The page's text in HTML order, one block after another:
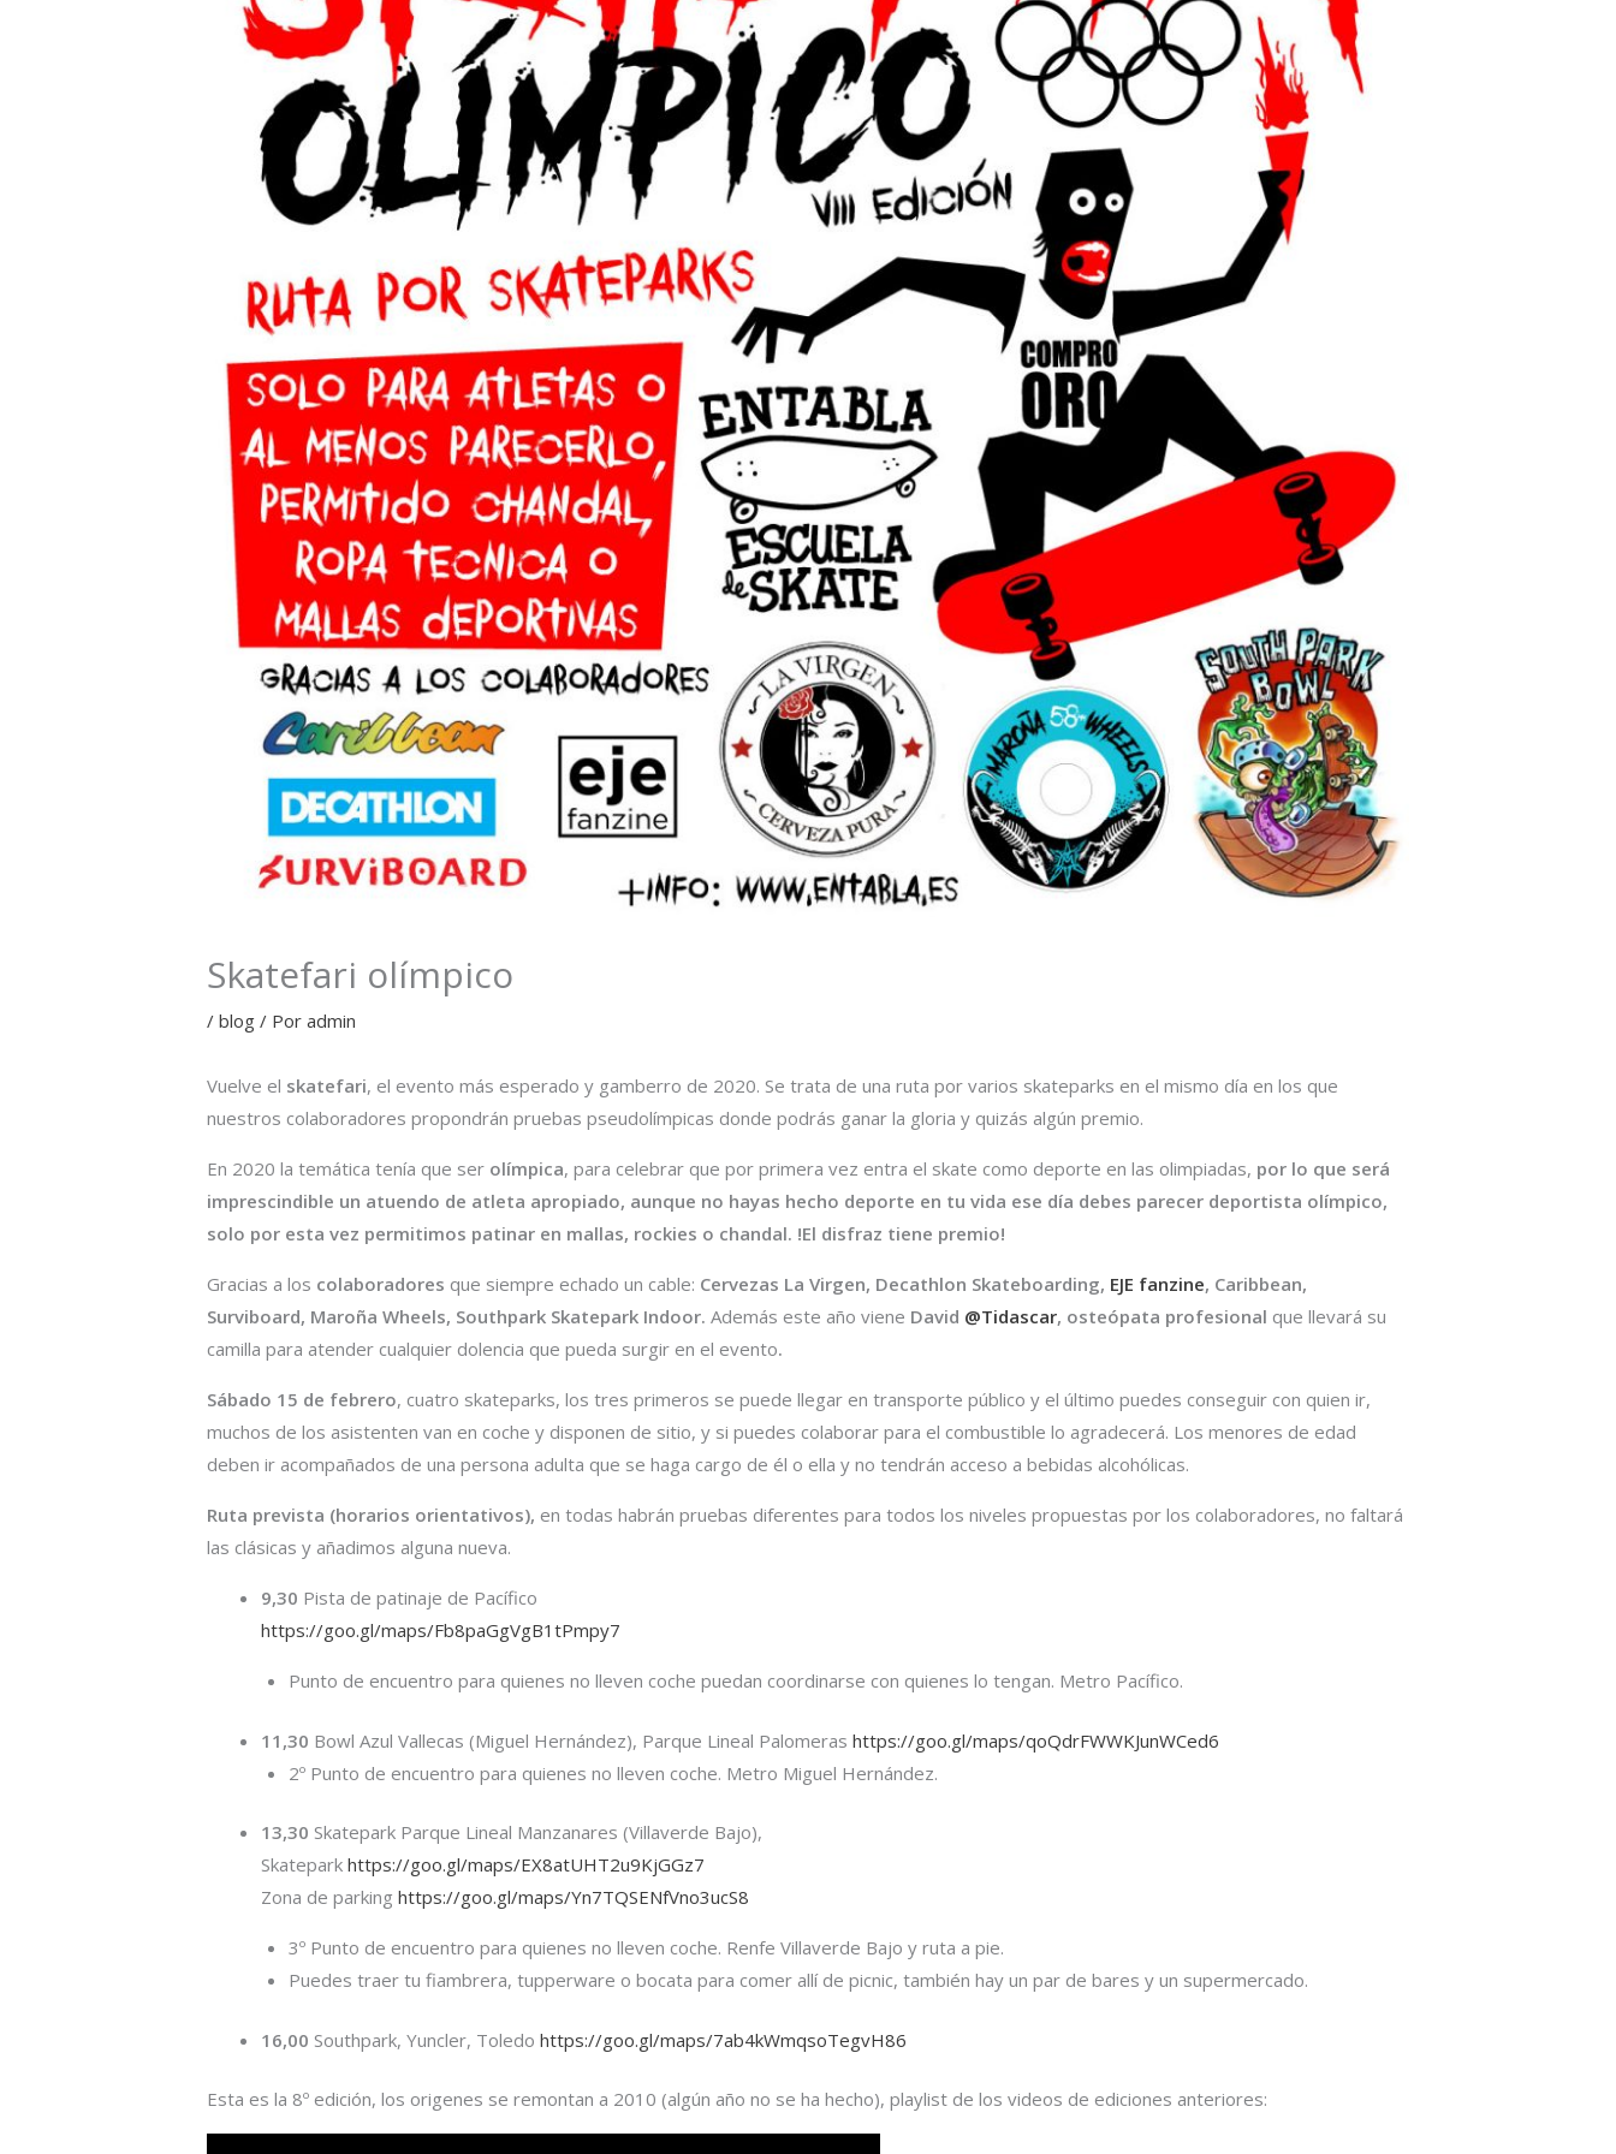
Skatefari olímpico
/blog / Poradmin
Vuelve el skatefari, el evento más esperado y gamberro de 2020. Se trata de una ruta por varios skateparks en el mismo día en los que
nuestros colaboradores propondrán pruebas pseudolímpicas donde podrás ganar la gloria y quizás algún premio.
En 2020 la temática tenía que ser olímpica, para celebrar que por primera vez entra el skate como deporte en las olimpiadas, por lo que será
imprescindible un atuendo de atleta apropiado, aunque no hayas hecho deporte en tu vida ese día debes parecer deportista olímpico,
solo por esta vez permitimos patinar en mallas, rockies o chandal. !El disfraz tiene premio!
Gracias a los colaboradores que siempre echado un cable: Cervezas La Virgen, Decathlon Skateboarding, EJE fanzine, Caribbean,
Surviboard, Maroña Wheels, Southpark Skatepark Indoor.Además este año viene David @Tidascar, osteópata profesional que llevará su
camilla para atender cualquier dolencia que pueda surgir en el evento.
Sábado 15 de febrero, cuatro skateparks, los tres primeros se puede llegar en transporte público y el último puedes conseguir con quien ir,
muchos de los asistenten van en coche y disponen de sitio, y si puedes colaborar para el combustible lo agradecerá. Los menores de edad
deben ir acompañados de una persona adulta que se haga cargo de él o ella y no tendrán acceso a bebidas alcohólicas.
Ruta prevista (horarios orientativos), en todas habrán pruebas diferentes para todos los niveles propuestas por los colaboradores, no faltará
las clásicas y añadimos alguna nueva.
9,30 Pista de patinaje de Pacífico
https://goo.gl/maps/Fb8paGgVgB1tPmpy7
Punto de encuentro para quienes no lleven coche puedan coordinarse con quienes lo tengan. Metro Pacífico.
11,30 Bowl Azul Vallecas (Miguel Hernández), Parque Lineal Palomerashttps://goo.gl/maps/qoQdrFWWKJunWCed6
2º Punto de encuentro para quienes no lleven coche. Metro Miguel Hernández.
13,30 Skatepark Parque Lineal Manzanares (Villaverde Bajo),
Skateparkhttps://goo.gl/maps/EX8atUHT2u9KjGGz7
Zona de parkinghttps://goo.gl/maps/Yn7TQSENfVno3ucS8
3º Punto de encuentro para quienes no lleven coche. Renfe Villaverde Bajo y ruta a pie.
Puedes traer tu fiambrera, tupperware o bocata para comer allí de picnic, también hay un par de bares y un supermercado.
16,00 Southpark, Yuncler, Toledohttps://goo.gl/maps/7ab4kWmqsoTegvH86
Esta es la 8º edición, los origenes se remontan a 2010 (algún año no se ha hecho), playlist de los videos de ediciones anteriores: